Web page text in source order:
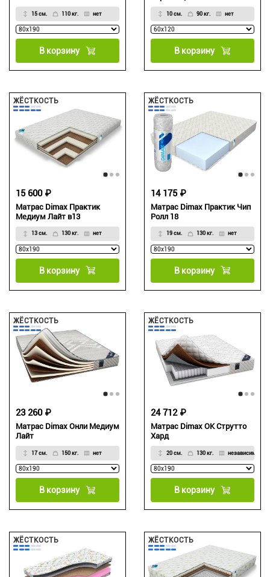
15 см. 110 кг. нет
В корзину
10 см. 90 кг. нет
В корзину
ЖЁСТКОСТЬ
Матрас Dimax Практик
Медиум Лайт в13
13 см. 130 кг. нет
15 600 ₽
В корзину
ЖЁСТКОСТЬ
Матрас Dimax Практик Чип
Ролл 18
19 см. 130 кг. нет
14 175 ₽
В корзину
ЖЁСТКОСТЬ
Матрас Dimax Онли Медиум
Лайт
17 см. 150 кг. нет
23 260 ₽
В корзину
ЖЁСТКОСТЬ
Матрас Dimax ОК Струтто
Хард
20 см. 130 кг. независимый
24 712 ₽
В корзину
ЖЁСТКОСТЬ ЖЁСТКОСТЬ